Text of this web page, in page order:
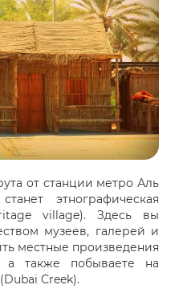
от станции метро Аль
этнографическая
village). Здесь вы
музеев, галерей и
местные произведения
а также побываете на
(Dubai Creek).